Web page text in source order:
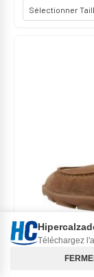
Téléchargez